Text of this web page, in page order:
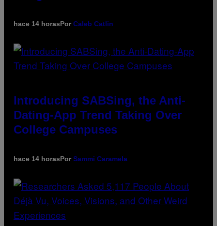
hace 14 horasPorCaleb Catlin
Introducing SABSing, the Anti-
Dating-App Trend Taking Over
College Campuses
hace 14 horasPorSammi Caramela